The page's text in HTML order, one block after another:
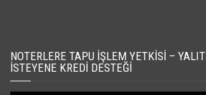
NOTERLERE TAPU İŞLEM YETKISI –
İSTEYENE KREDI DESTEĞI